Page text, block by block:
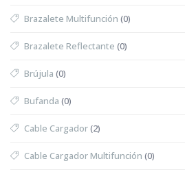
Brazalete Multifunción (0)
Brazalete Reflectante (0)
Brújula (0)
Bufanda (0)
Cable Cargador(2)
Cable Cargador Multifunción (0)